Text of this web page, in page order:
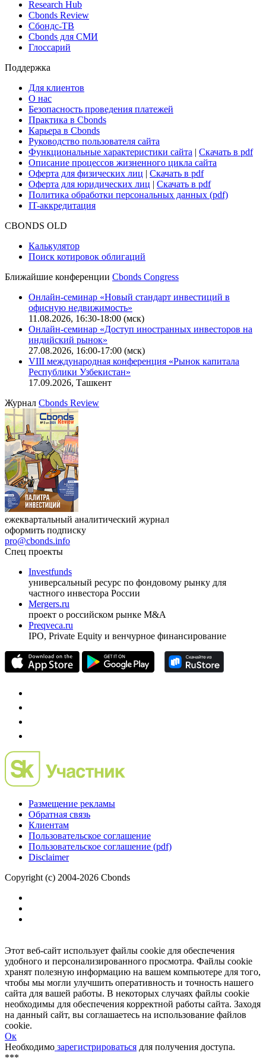
Новости и Аналитика
Новости рынка
Research Hub
Cbonds Review
Сбондс-ТВ
Глоссарий
Поддержка
Для клиентов
О нас
Безопасность проведения платежей
Практика в Cbonds
Карьера в Cbonds
Руководство пользователя сайта
Функциональные характеристики сайта|Скачать в pdf
Описание процессов жизненного цикла сайта
Оферта для физических лиц
Оферта для юридических лиц
IT-аккредитация
Поиск котировок облигаций
Ближайшие конференцииCbonds Congress
Онлайн-семинар «Новый стандарт инвестиций в
офисную недвижимость»
11.08.2026, 16:30-18:00 (мск)
Онлайн-семинар «Доступ иностранных инвесторов на
индийский рынок»
VIII международная конференция «Рынок капитала
Республики Узбекистан»
17.09.2026, Ташкент
ЖурналCbonds Review
ежеквартальный аналитический журнал
оформить подписку
pro@cbonds.info
Спец проекты
Investfunds
универсальный ресурс по фондовому рынку для
частного инвестора России
проект о российском рынке M&A
Preqveca.ru
Размещение рекламы
Обратная связь
Пользовательское соглашение
Copyright (c) 2004-2026 Cbonds
Этот веб-сайт использует файлы cookie для обеспечения
удобного и персонализированного просмотра. Файлы cookie
хранят полезную информацию на вашем компьютере для того,
чтобы мы могли улучшить оперативность и точность нашего
сайта для вашей работы. В некоторых случаях файлы cookie
необходимы для обеспечения корректной работы сайта. Заходя
на данный сайт, вы соглашаетесь на использование файлов